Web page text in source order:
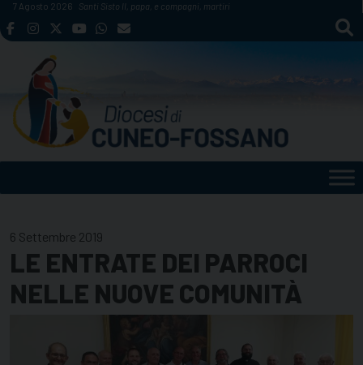
Skip
to
7 Agosto 2026 Santi Sisto II, papa, e compagni, martiri
6 Settembre 2019
LE ENTRATE DEI PARROCI
NELLE NUOVE COMUNITÀ